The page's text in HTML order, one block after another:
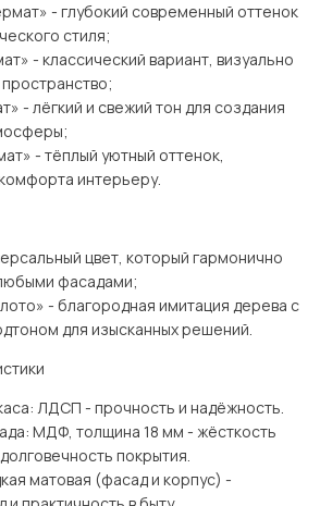
- глубокий современный оттенок
стиля;
- классический вариант, визуально
- лёгкий и свежий тон для создания
- тёплый уютный оттенок,
интерьеру.
цвет, который гармонично
фасадами;
- благородная имитация дерева с
для изысканных решений.
ЛДСП - прочность и надёжность.
МДФ, толщина 18 мм - жёсткость
покрытия.
матовая (фасад и корпус) -